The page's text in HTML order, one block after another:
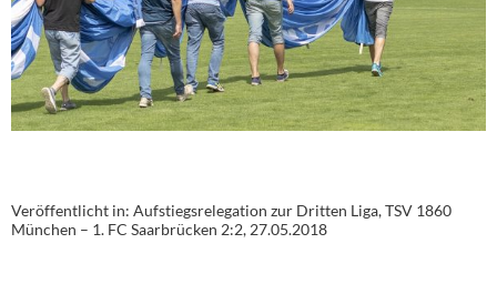
Veröffentlicht in: Aufstiegsrelegation zur Dritten Liga, TSV 1860
München – 1. FC Saarbrücken 2:2, 27.05.2018